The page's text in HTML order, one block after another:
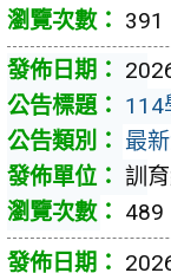
391
114
最
訓
489